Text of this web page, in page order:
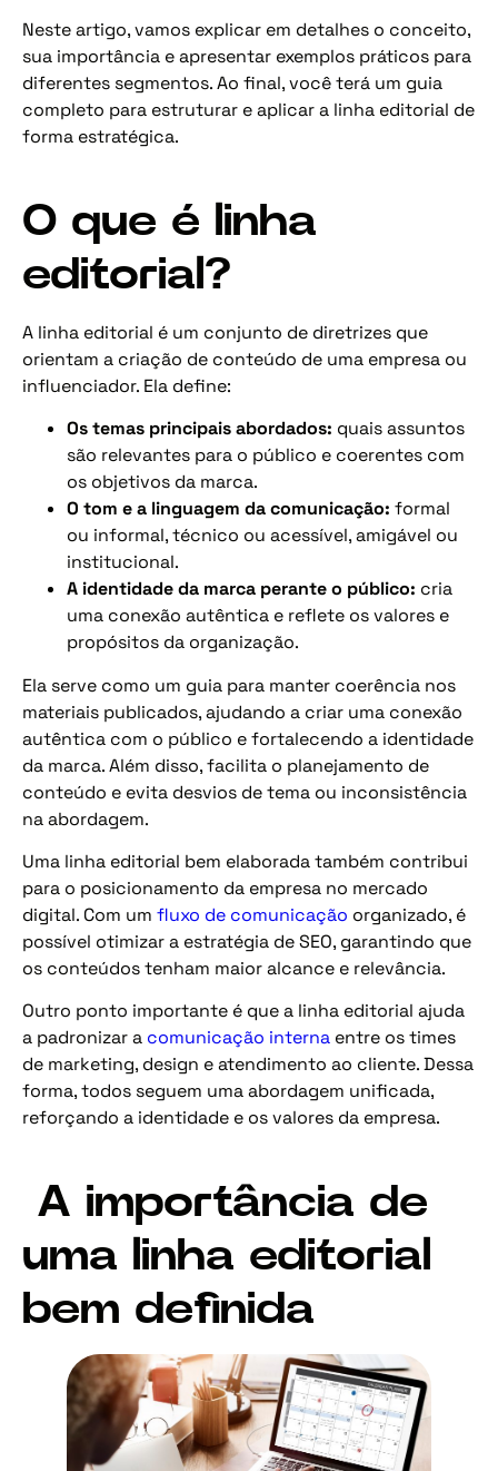
Neste artigo, vamos explicar em detalhes o conceito,
sua importância e apresentar exemplos práticos para
diferentes segmentos. Ao final, você terá um guia
completo para estruturar e aplicar a linha editorial de
forma estratégica.
O que é linha
editorial?
A linha editorial é um conjunto de diretrizes que
orientam a criação de conteúdo de uma empresa ou
influenciador. Ela define:
Os temas principais abordados: quais assuntos
são relevantes para o público e coerentes com
os objetivos da marca.
O tom e a linguagem da comunicação: formal
ou informal, técnico ou acessível, amigável ou
institucional.
A identidade da marca perante o público: cria
uma conexão autêntica e reflete os valores e
propósitos da organização.
Ela serve como um guia para manter coerência nos
materiais publicados, ajudando a criar uma conexão
autêntica com o público e fortalecendo a identidade
da marca. Além disso, facilita o planejamento de
conteúdo e evita desvios de tema ou inconsistência
na abordagem.
Uma linha editorial bem elaborada também contribui
para o posicionamento da empresa no mercado
digital. Com um fluxo de comunicação organizado, é
possível otimizar a estratégia de SEO, garantindo que
os conteúdos tenham maior alcance e relevância.
Outro ponto importante é que a linha editorial ajuda
a padronizar a comunicação interna entre os times
de marketing, design e atendimento ao cliente. Dessa
forma, todos seguem uma abordagem unificada,
reforçando a identidade e os valores da empresa.
A importância de
uma linha editorial
bem definida